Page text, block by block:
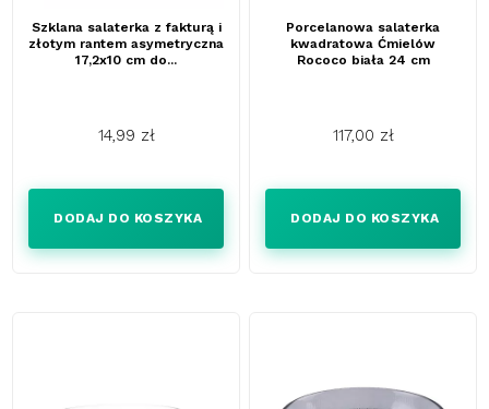
Szklana salaterka z fakturą i
złotym rantem asymetryczna
17,2x10 cm do...
14,99 zł
DODAJ DO KOSZYKA
Porcelanowa salaterka
kwadratowa Ćmielów
Rococo biała 24 cm
117,00 zł
DODAJ DO KOSZYKA